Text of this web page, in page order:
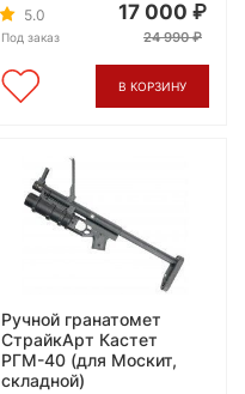
5.0
Под заказ
17 000
24 990
В КОРЗИНУ
Ручной гранатомет
СтрайкАрт Кастет
РГМ-40 (для Москит,
складной)